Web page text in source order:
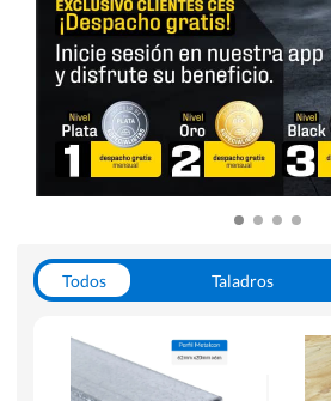
Todos Taladros
Herramientas Manuales